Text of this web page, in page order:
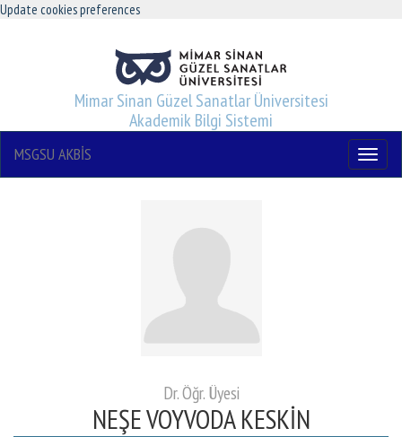
Update cookies preferences
Mimar Sinan Güzel Sanatlar Üniversitesi
Akademik Bilgi Sistemi
Menu
MSGSU AKBİS
Dr. Öğr. Üyesi
NEŞE VOYVODA KESKİN